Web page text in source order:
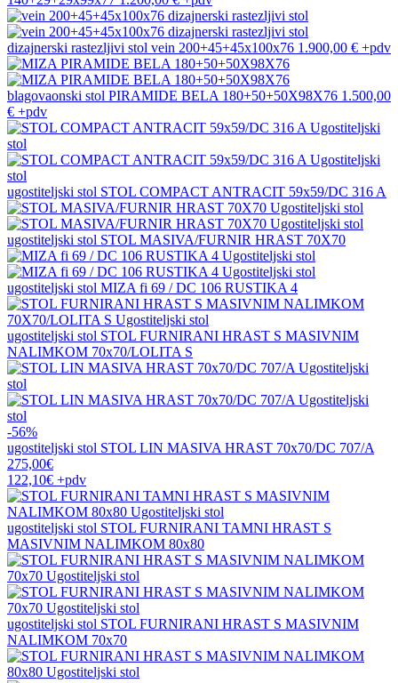
dizajnerski rastezljivi stol vein 200+45+45x100x76 1.900,00 € +pdv
blagovaonski stol PIRAMIDE BELA 180+50+50X98X76 1.500,00
€ +pdv
ugostiteljski stol STOL COMPACT ANTRACIT 59x59/DC 316 A
ugostiteljski stol STOL MASIVA/FURNIR HRAST 70X70
ugostiteljski stol MIZA fi 69 / DC 106 RUSTIKA 4
ugostiteljski stol STOL FURNIRANI HRAST S MASIVNIM
NALIMKOM 70x70/LOLITA S
-56%
ugostiteljski stol STOL LIN MASIVA HRAST 70x70/DC 707/A
275,00€
122,10€ +pdv
ugostiteljski stol STOL FURNIRANI TAMNI HRAST S
MASIVNIM NALIMKOM 80x80
ugostiteljski stol STOL FURNIRANI HRAST S MASIVNIM
NALIMKOM 70x70